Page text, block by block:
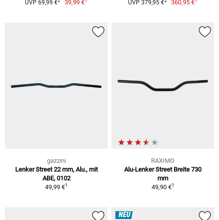
UVP 69,99 € 39,99 € UVP 379,95 € 360,95 €
gazzini
Lenker Street 22 mm, Alu., mit
ABE, 0102
49,99 €1
RAXIMO
Alu-Lenker Street Breite 730
mm
49,90 €1
NEU